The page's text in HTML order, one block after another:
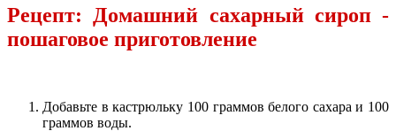
Рецепт: Домашний сахарный сироп -
пошаговое приготовление
Добавьте в кастрюльку 100 граммов белого сахара и 100
граммов воды.